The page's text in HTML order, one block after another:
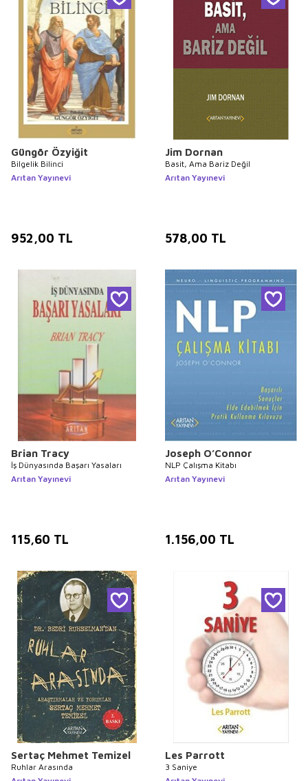
Güngör Özyiğit
Bilgelik Bilinci
Arıtan Yayınevi
952,00 TL
Jim Dornan
Basit, Ama Bariz Değil
Arıtan Yayınevi
578,00 TL
Brian Tracy
İş Dünyasında Başarı Yasaları
Arıtan Yayınevi
115,60 TL
Joseph O’Connor
NLP Çalışma Kitabı
Arıtan Yayınevi
1.156,00 TL
Sertaç Mehmet Temizel
Ruhlar Arasında
Les Parrott
3 Saniye